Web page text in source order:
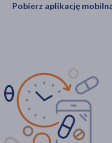
Pobierz aplikację